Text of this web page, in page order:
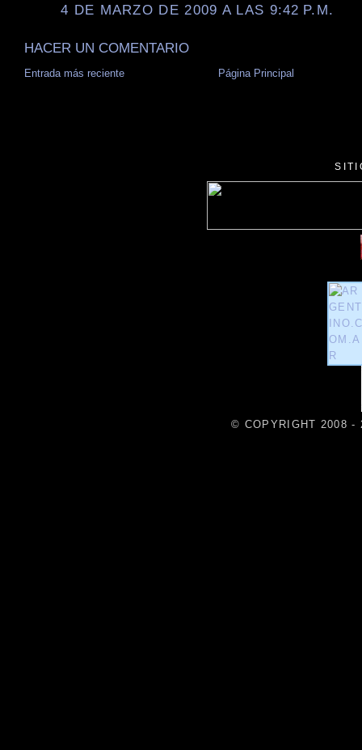
4 DE MARZO DE 2009 A LAS 9:42 P.M.
HACER UN COMENTARIO
Entrada más reciente Página Principal
© COPYRIGHT 2008